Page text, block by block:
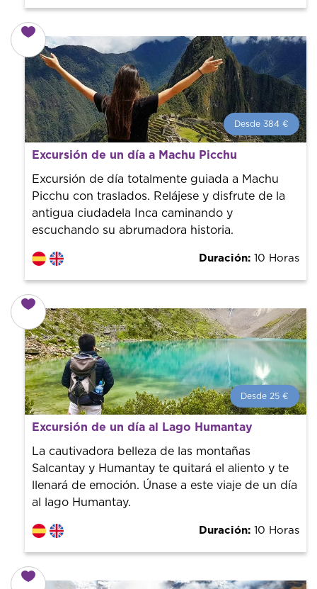
Desde 384 €
Desde 384 € por persona.
guías de la ciudad para tener el mejor precio y servicio.
Excursión de un día a Machu Picchu
Excursión de día totalmente guiada a Machu
Picchu con traslados. Relájese y disfrute de la
antigua ciudadela Inca caminando y
escuchando su abrumadora historia.
Duración: 10 Horas
Desde 25 €
Desde 25 €
por persona.
¡Reserva con nosotros! Colaboramos con los mejores
guías de la ciudad para tener el mejor precio y servicio.
Excursión de un día al Lago Humantay
La cautivadora belleza de las montañas
Salcantay y Humantay te quitará el aliento y te
llenará de emoción. Únase a este viaje de un día
al lago Humantay.
Duración: 10 Horas